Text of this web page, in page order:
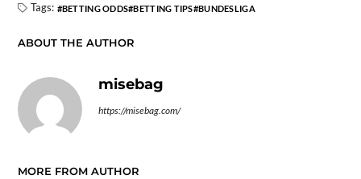
Tags: BETTING ODDS BETTING TIPS BUNDESLIGA
ABOUT THE AUTHOR
misebag
https://misebag.com/
MORE FROM AUTHOR